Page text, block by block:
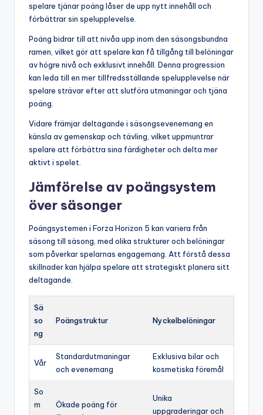
spelare tjänar poäng låser de upp nytt innehåll och
förbättrar sin spelupplevelse.
Poäng bidrar till att nivåa upp inom den säsongsbundna
ramen, vilket gör att spelare kan få tillgång till belöningar
av högre nivå och exklusivt innehåll. Denna progression
kan leda till en mer tillfredsställande spelupplevelse när
spelare strävar efter att slutföra utmaningar och tjäna
poäng.
Vidare främjar deltagande i säsongsevenemang en
känsla av gemenskap och tävling, vilket uppmuntrar
spelare att förbättra sina färdigheter och delta mer
aktivt i spelet.
Jämförelse av poängsystem
över säsonger
Poängsystemen i Forza Horizon 5 kan variera från
säsong till säsong, med olika strukturer och belöningar
som påverkar spelarnas engagemang. Att förstå dessa
skillnader kan hjälpa spelare att strategiskt planera sitt
deltagande.
Sä
so
ng
Poängstruktur Nyckelbelöningar
Vår
Standardutmaningar
och evenemang
Exklusiva bilar och
kosmetiska föremål
So
m
Ökade poäng för
Unika
uppgraderingar och